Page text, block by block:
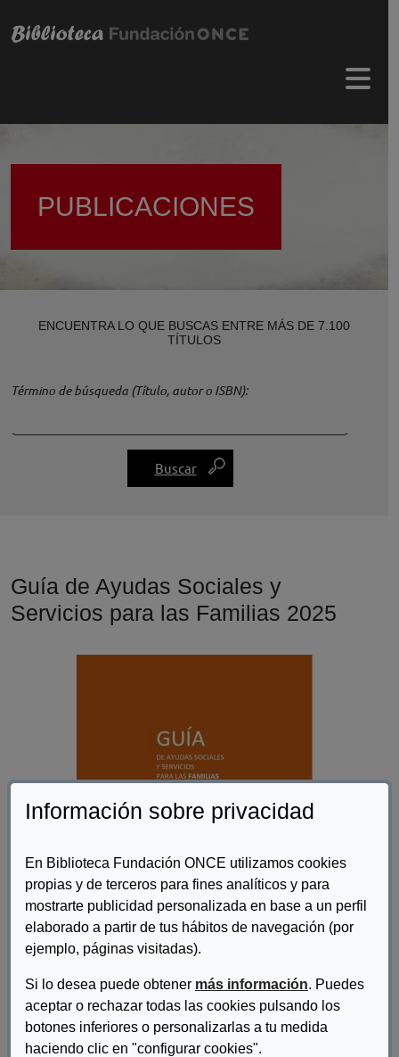
Información sobre privacidad
En Biblioteca Fundación ONCE utilizamos cookies
propias y de terceros para fines analíticos y para
mostrarte publicidad personalizada en base a un perfil
elaborado a partir de tus hábitos de navegación (por
ejemplo, páginas visitadas).
Si lo desea puede obtener más información. Puedes
aceptar o rechazar todas las cookies pulsando los
botones inferiores o personalizarlas a tu medida
haciendo clic en "configurar cookies".
PUBLICACIONES
ENCUENTRA LO QUE BUSCAS ENTRE MÁS DE 7.100
TÍTULOS
Término de búsqueda (Título, autor o ISBN)
Guía de Ayudas Sociales y
Servicios para las Familias 2025
Autor/es:Dirección General de Diversidad Familiar y Servicios
Sociales
Descripcion: